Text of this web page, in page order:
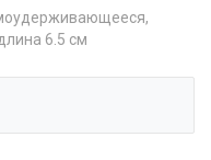
6.5 см